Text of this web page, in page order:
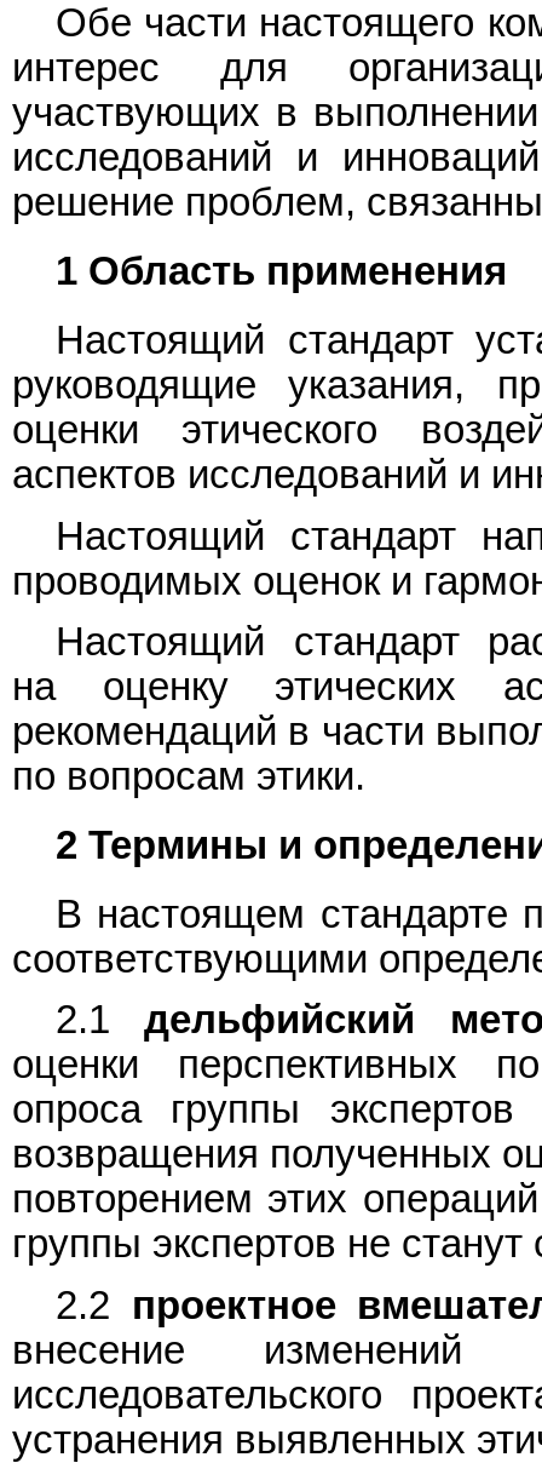
Обе части настоящего
интерес для
участвующих в
исследований и
решение проблем,
1 Область применения
Настоящий стандарт
руководящие указания,
оценки этического
аспектов исследований и
Настоящий стандарт
проводимых оценок и
Настоящий стандарт
на оценку этических
рекомендаций в части
по вопросам этики.
2 Термины и
В настоящем стандарте
соответствующими
2.1дельфийский
оценки перспективных
опроса группы
возвращения полученных
повторением этих
группы экспертов не
2.2 проектное
внесение изменений
исследовательского
устранения выявленных